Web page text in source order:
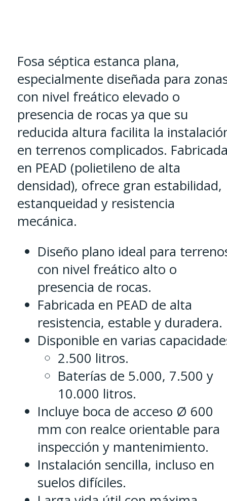
Fosa séptica estanca plana,
especialmente diseñada para
con nivel freático elevado o
presencia de rocas ya que su
reducida altura facilita la
en terrenos complicados.
en PEAD (polietileno de alta
densidad), ofrece gran estabilidad,
estanqueidad y resistencia
mecánica.
Diseño plano ideal para
con nivel freático alto o
presencia de rocas.
Fabricada en PEAD de alta
resistencia, estable y duradera.
Disponible en varias
2.500 litros.
Baterías de 5.000, 7.500 y
10.000 litros.
Incluye boca de acceso Ø 600
mm con realce orientable para
inspección y mantenimiento.
Instalación sencilla, incluso en
suelos difíciles.